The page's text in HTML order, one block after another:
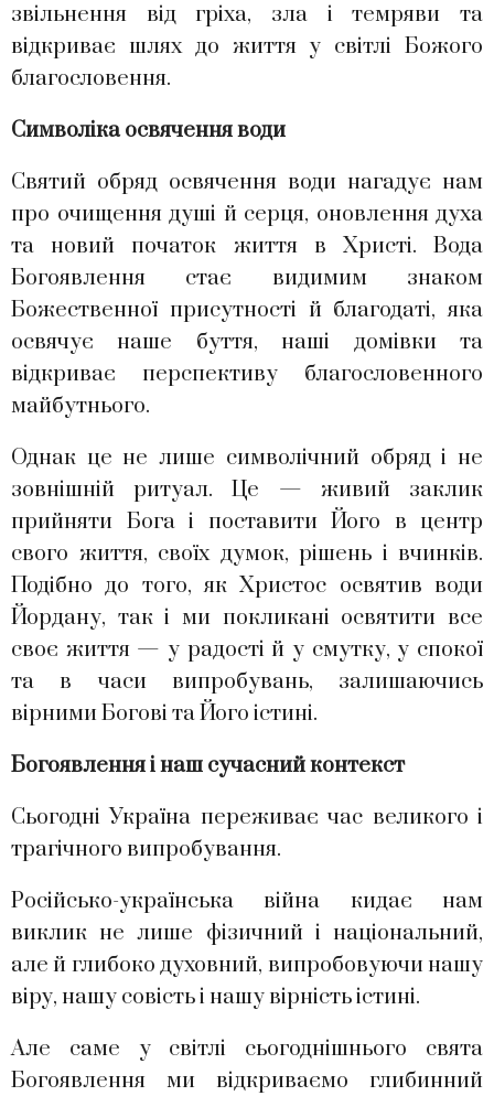
звільнення від гріха, зла і темряви та
відкриває шлях до життя у світлі Божого
благословення.
Символіка освячення води
Святий обряд освячення води нагадує нам
про очищення душі й серця, оновлення духа
та новий початок життя в Христі. Вода
Богоявлення стає видимим знаком
Божественної присутності й благодаті, яка
освячує наше буття, наші домівки та
відкриває перспективу благословенного
майбутнього.
Однак це не лише символічний обряд і не
зовнішній ритуал. Це — живий заклик
прийняти Бога і поставити Його в центр
свого життя, своїх думок, рішень і вчинків.
Подібно до того, як Христос освятив води
Йордану, так і ми покликані освятити все
своє життя — у радості й у смутку, у спокої
та в часи випробувань, залишаючись
вірними Богові та Його істині.
Богоявлення і наш сучасний контекст
Сьогодні Україна переживає час великого і
трагічного випробування.
Російсько-українська війна кидає нам
виклик не лише фізичний і національний,
але й глибоко духовний, випробовуючи нашу
віру, нашу совість і нашу вірність істині.
Але саме у світлі сьогоднішнього свята
Богоявлення ми відкриваємо глибинний